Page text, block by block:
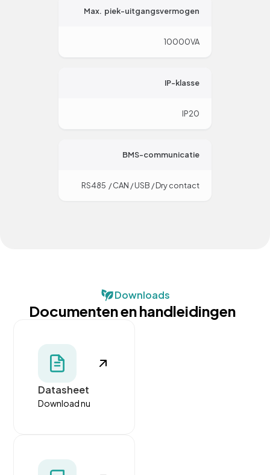
Max. piek-uitgangsvermogen
10000VA
IP-klasse
IP20
BMS-communicatie
RS485 / CAN / USB / Dry contact
Downloads
Documenten en handleidingen
Datasheet
Download nu